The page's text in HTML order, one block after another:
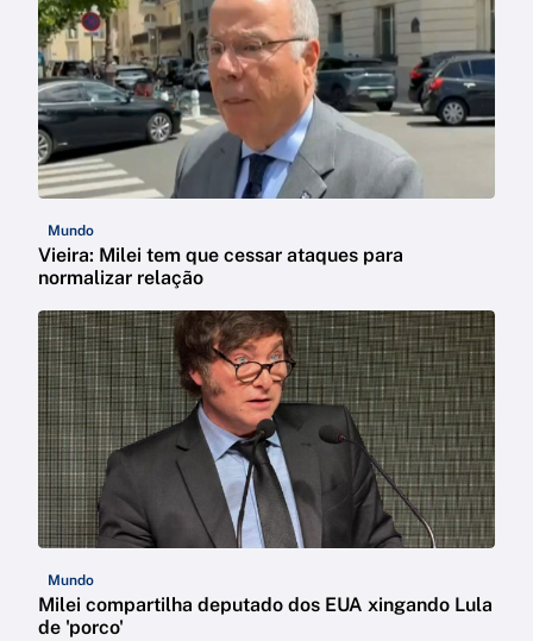
Mundo
Vieira: Milei tem que cessar ataques para
normalizar relação
Mundo
Milei compartilha deputado dos EUA xingando Lula
de 'porco'